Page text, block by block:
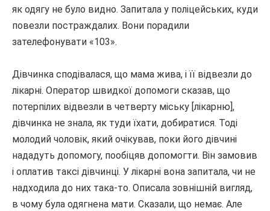
як одягу не було видно. Запитала у поліцейських, куди
повезли постраждалих. Вони порадили
зателефонувати «103».
Дівчинка сподівалася, що мама жива, і її відвезли до
лікарні. Оператор швидкої допомоги сказав, що
потерпілих відвезли в четверту міську [лікарню],
дівчинка не знала, як туди їхати, добиратися. Тоді
молодий чоловік, який очікував, поки його дівчині
нададуть допомогу, пообіцяв допомогти. Він замовив
і оплатив таксі дівчинці. У лікарні вона запитала, чи не
надходила до них така-то. Описала зовнішній вигляд,
в чому була одягнена мати. Сказали, що немає. Але